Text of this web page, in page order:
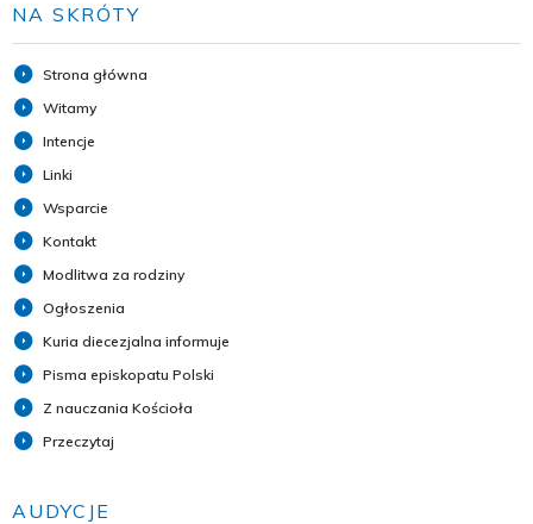
NA SKRÓTY
Strona główna
Witamy
Intencje
Linki
Wsparcie
Kontakt
Modlitwa za rodziny
Ogłoszenia
Kuria diecezjalna informuje
Pisma episkopatu Polski
Z nauczania Kościoła
Przeczytaj
AUDYCJE